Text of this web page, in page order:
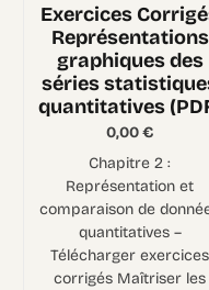
Exercices
Représentations
graphiques des
séries
quantitatives
0,00€
Chapitre 2 :
Représentation et
comparaison de
quantitatives –
Télécharger exercices
corrigés Maîtriser les